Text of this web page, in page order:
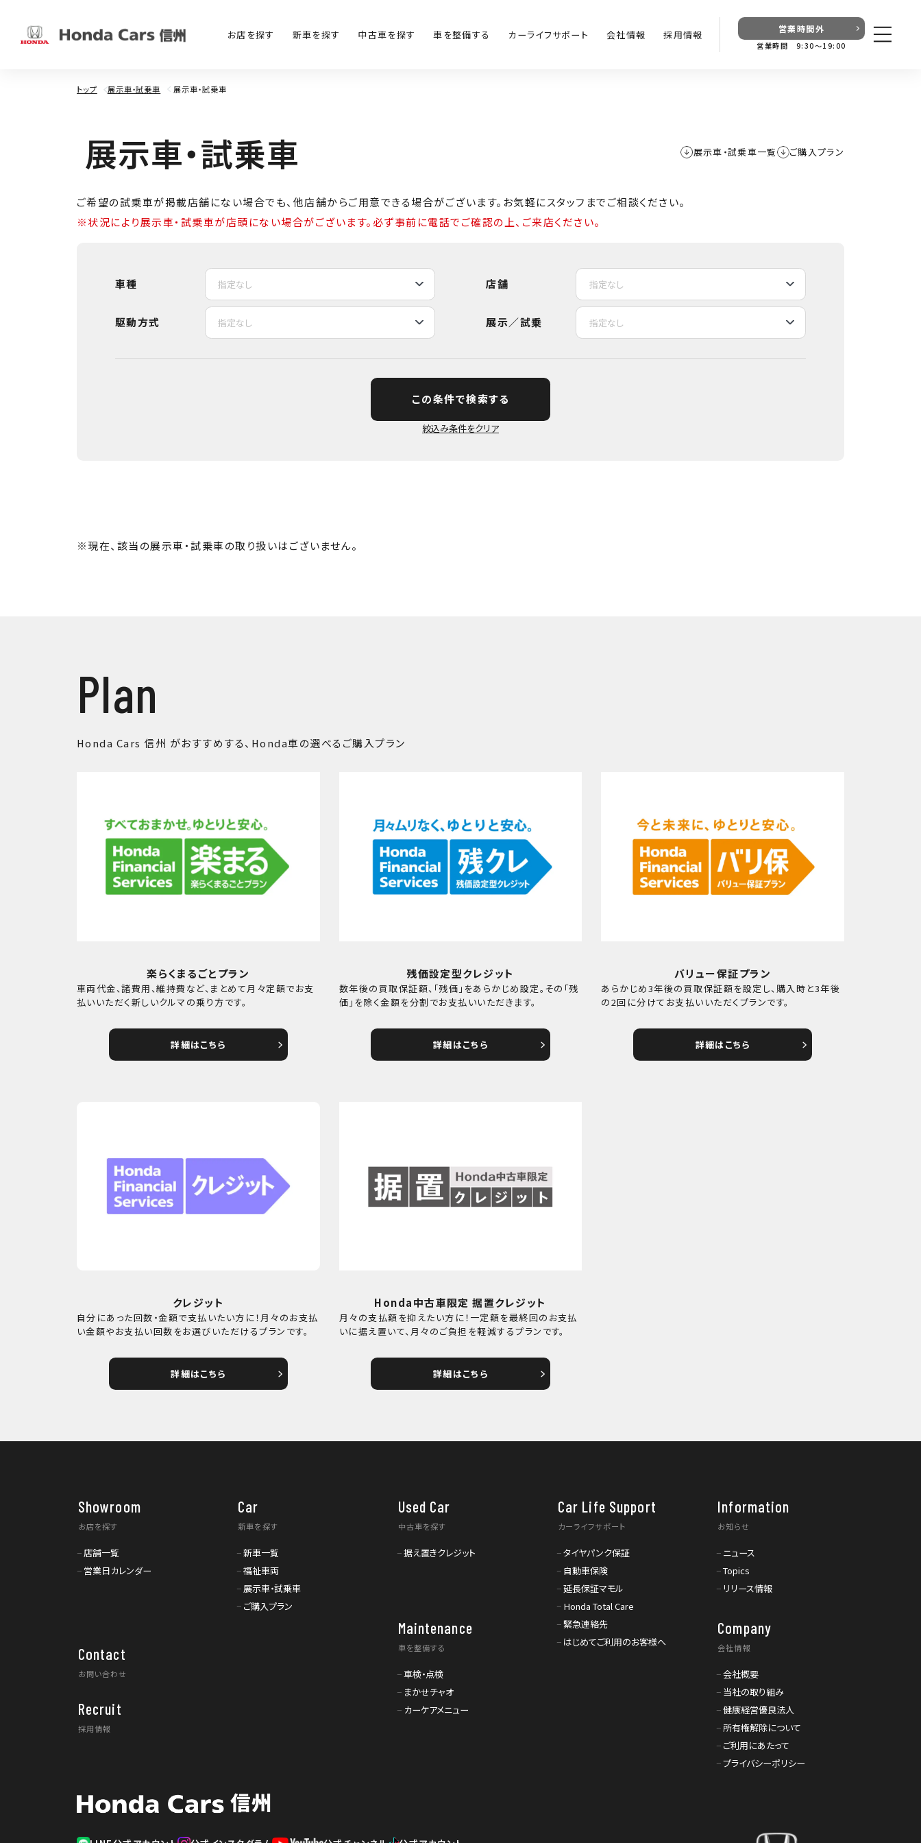
お店を探す 新車を探す 中古車を探す 車を整備する カーライフサポート 会社情報 採用情報 営業時間外
営業時間 9:30〜19:00
トップ 展示車・試乗車 展示車・試乗車
展示車・試乗車 展示車・試乗車一覧 ご購入プラン
ご希望の試乗車が掲載店舗にない場合でも、他店舗からご用意できる場合がございます。お気軽にスタッフまでご相談ください。
※状況により展示車・試乗車が店頭にない場合がございます。必ず事前に電話でご確認の上、ご来店ください。
車種 店舗
駆動方式 展示／試乗
この条件で検索する
※現在、該当の展示車・試乗車の取り扱いはございません。
Plan
Honda Cars 信州 がおすすめする、 Honda車の選べるご購入プラン
楽らくまるごとプラン
車両代金、諸費用、維持費など、まとめて月々定額でお支
払いいただく新しいクルマの乗り方です。
詳細はこちら
残価設定型クレジット
数年後の買取保証額、「残価」をあらかじめ設定。その「残
価」を除く金額を分割でお支払いいただきます。
詳細はこちら
バリュー保証プラン
あらかじめ3年後の買取保証額を設定し、購入時と3年後
の2回に分けてお支払いいただくプランです。
詳細はこちら
クレジット
自分にあった回数・金額で支払いたい方に！月々のお支払
い金額やお支払い回数をお選びいただけるプランです。
詳細はこちら
Honda中古車限定 据置クレジット
月々の支払額を抑えたい方に！一定額を最終回のお支払
いに据え置いて、月々のご負担を軽減するプランです。
詳細はこちら
Showroom
お店を探す
店舗一覧
営業日カレンダー
Car
新車を探す
新車一覧
福祉車両
展示車・試乗車
ご購入プラン
Used Car
中古車を探す
据え置きクレジット
Maintenance
車を整備する
車検・点検
まかせチャオ
カーケアメニュー
Car Life Support
カーライフサポート
タイヤパンク保証
自動車保険
延長保証マモル
Honda Total Care
緊急連絡先
はじめてご利用のお客様へ
Information
お知らせ
ニュース
Topics
リリース情報
Company
会社情報
会社概要
当社の取り組み
健康経営優良法人
所有権解除について
ご利用にあたって
プライバシーポリシー
Recruit
採用情報
Contact
お問い合わせ